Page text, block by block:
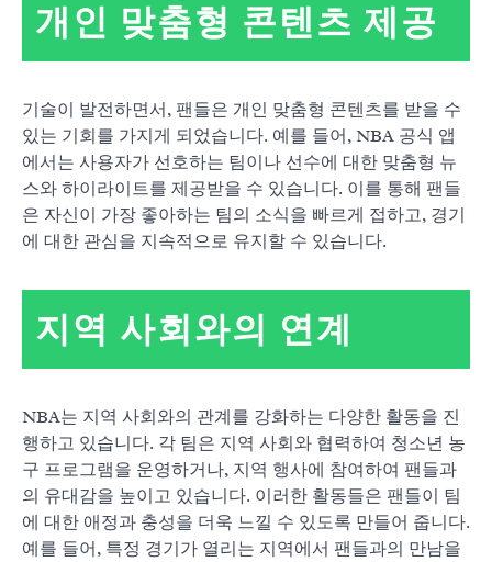
개인 맞춤형 콘텐츠 제공
기술이 발전하면서, 팬들은 개인 맞춤형 콘텐츠를 받을 수
있는 기회를 가지게 되었습니다. 예를 들어, NBA 공식 앱
에서는 사용자가 선호하는 팀이나 선수에 대한 맞춤형 뉴
스와 하이라이트를 제공받을 수 있습니다. 이를 통해 팬들
은 자신이 가장 좋아하는 팀의 소식을 빠르게 접하고, 경기
에 대한 관심을 지속적으로 유지할 수 있습니다.
지역 사회와의 연계
NBA는 지역 사회와의 관계를 강화하는 다양한 활동을 진
행하고 있습니다. 각 팀은 지역 사회와 협력하여 청소년 농
구 프로그램을 운영하거나, 지역 행사에 참여하여 팬들과
의 유대감을 높이고 있습니다. 이러한 활동들은 팬들이 팀
에 대한 애정과 충성을 더욱 느낄 수 있도록 만들어 줍니다.
예를 들어, 특정 경기가 열리는 지역에서 팬들과의 만남을